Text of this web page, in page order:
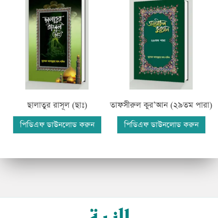
রাসূল (ছাঃ)
ডাউনলোড করুন
তাফসীরুল কুর’আন (২৯তম পারা)
পিডিএফ ডাউনলোড করুন